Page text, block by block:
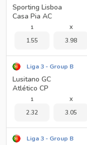
Sporting Lisboa
Casa Pia AC
1
1.55
X
3.98
Liga 3 - Group B
Lusitano GC
Atlético CP
1
2.32
X
3.05
Liga 3 - Group B